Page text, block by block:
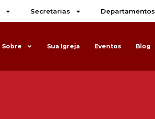
Secretarias Departamentos
Sobre Sua Igreja Eventos Blog